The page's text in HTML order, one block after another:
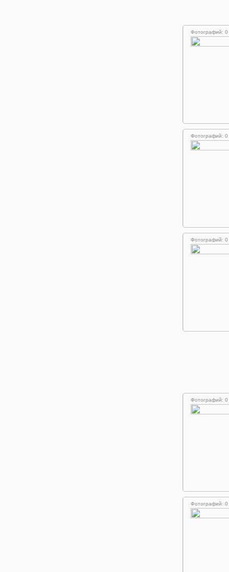
Фотографий: 0
Фотографий: 0
Фотографий: 0
Фотографий: 0
Фотографий: 0